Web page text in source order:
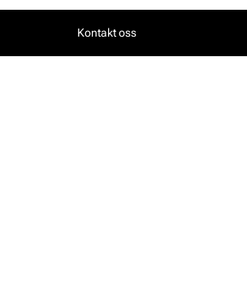
Kontakt oss